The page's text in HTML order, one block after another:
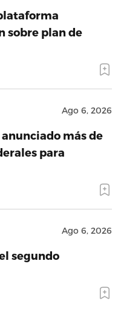
sobre plan de
Ago 6, 2026
más de
para
Ago 6, 2026
segundo